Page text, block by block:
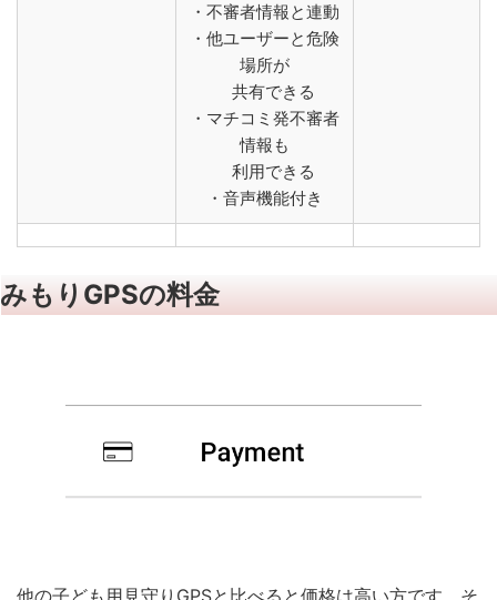
・不審者情報と連動
・他ユーザーと危険
場所が
共有できる
・マチコミ発不審者
情報も
利用できる
・音声機能付き
みもりGPSの料金
他の子ども用見守りGPSと比べると価格は高い方です。そ